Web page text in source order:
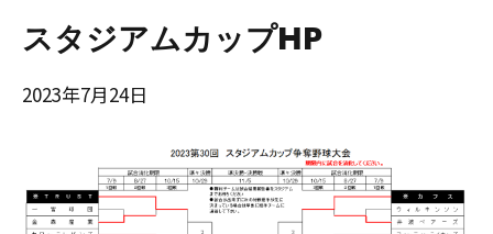
スタジアムカップHP
2023年7月24日